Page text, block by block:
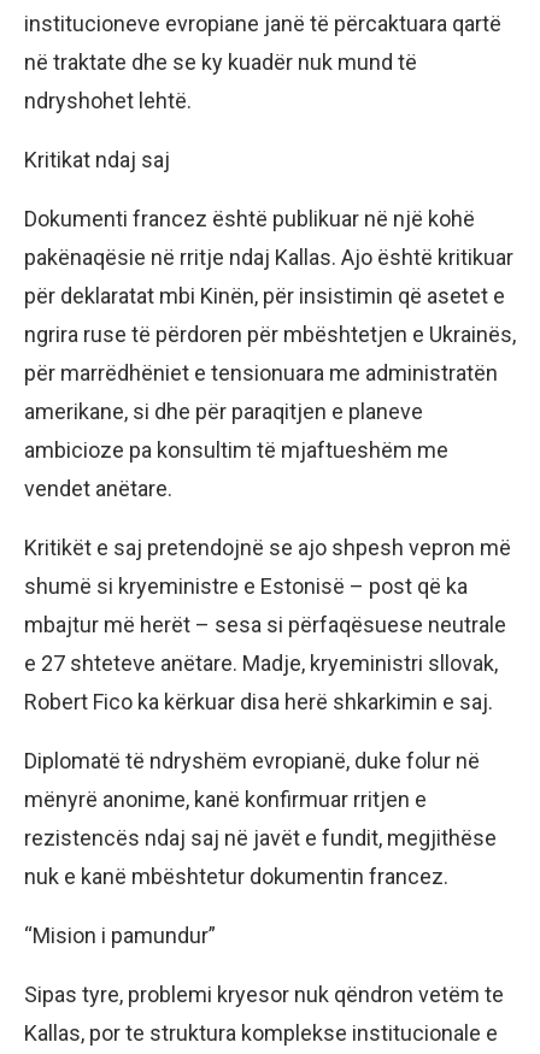
institucioneve evropiane janë të përcaktuara qartë
në traktate dhe se ky kuadër nuk mund të
ndryshohet lehtë.
Kritikat ndaj saj
Dokumenti francez është publikuar në një kohë
pakënaqësie në rritje ndaj Kallas. Ajo është kritikuar
për deklaratat mbi Kinën, për insistimin që asetet e
ngrira ruse të përdoren për mbështetjen e Ukrainës,
për marrëdhëniet e tensionuara me administratën
amerikane, si dhe për paraqitjen e planeve
ambicioze pa konsultim të mjaftueshëm me
vendet anëtare.
Kritikët e saj pretendojnë se ajo shpesh vepron më
shumë si kryeministre e Estonisë – post që ka
mbajtur më herët – sesa si përfaqësuese neutrale
e 27 shteteve anëtare. Madje, kryeministri sllovak,
Robert Fico ka kërkuar disa herë shkarkimin e saj.
Diplomatë të ndryshëm evropianë, duke folur në
mënyrë anonime, kanë konfirmuar rritjen e
rezistencës ndaj saj në javët e fundit, megjithëse
nuk e kanë mbështetur dokumentin francez.
“Mision i pamundur”
Sipas tyre, problemi kryesor nuk qëndron vetëm te
Kallas, por te struktura komplekse institucionale e